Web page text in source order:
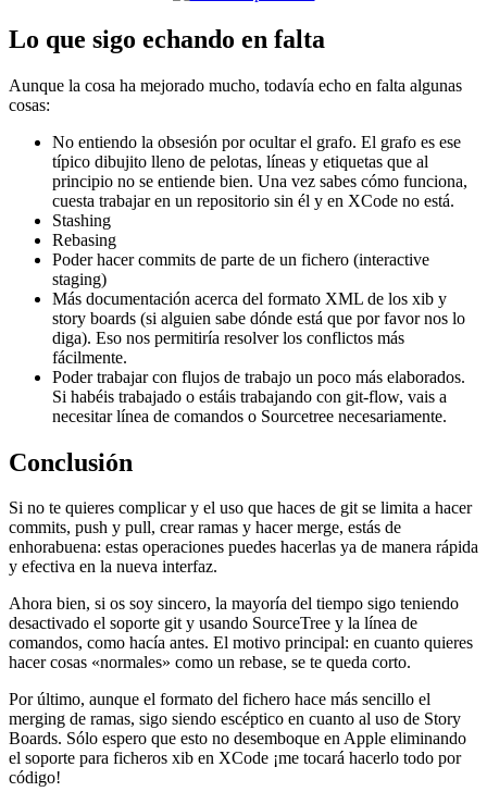
Lo que sigo echando en falta
Aunque la cosa ha mejorado mucho, todavía echo en falta algunas
cosas:
No entiendo la obsesión por ocultar el grafo. El grafo es ese
típico dibujito lleno de pelotas, líneas y etiquetas que al
principio no se entiende bien. Una vez sabes cómo funciona,
cuesta trabajar en un repositorio sin él y en XCode no está.
Stashing
Rebasing
Poder hacer commits de parte de un fichero (interactive
staging)
Más documentación acerca del formato XML de los xib y
story boards (si alguien sabe dónde está que por favor nos lo
diga). Eso nos permitiría resolver los conflictos más
fácilmente.
Poder trabajar con flujos de trabajo un poco más elaborados.
Si habéis trabajado o estáis trabajando con git-flow, vais a
necesitar línea de comandos o Sourcetree necesariamente.
Conclusión
Si no te quieres complicar y el uso que haces de git se limita a hacer
commits, push y pull, crear ramas y hacer merge, estás de
enhorabuena: estas operaciones puedes hacerlas ya de manera rápida
y efectiva en la nueva interfaz.
Ahora bien, si os soy sincero, la mayoría del tiempo sigo teniendo
desactivado el soporte git y usando SourceTree y la línea de
comandos, como hacía antes. El motivo principal: en cuanto quieres
hacer cosas «normales» como un rebase, se te queda corto.
Por último, aunque el formato del fichero hace más sencillo el
merging de ramas, sigo siendo escéptico en cuanto al uso de Story
Boards. Sólo espero que esto no desemboque en Apple eliminando
el soporte para ficheros xib en XCode ¡me tocará hacerlo todo por
código!